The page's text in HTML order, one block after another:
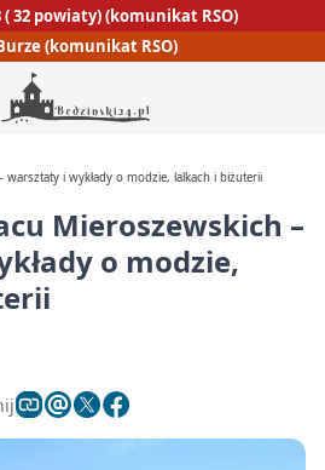
( 32 powiaty) (komunikat RSO)
(komunikat RSO)
warsztaty i wykłady o modzie, lalkach i biżuterii
Mieroszewskich –
o modzie,